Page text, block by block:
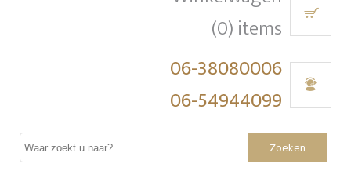
(0) items
06-38080006
06-54944099
Zoeken